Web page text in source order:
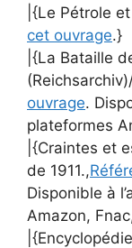
|{Le Pétrole
cet ouvrage.}
|{La Bataille
ouvrage.
plateformes
|{Craintes et
de 1911.,
Disponible à
Amazon,